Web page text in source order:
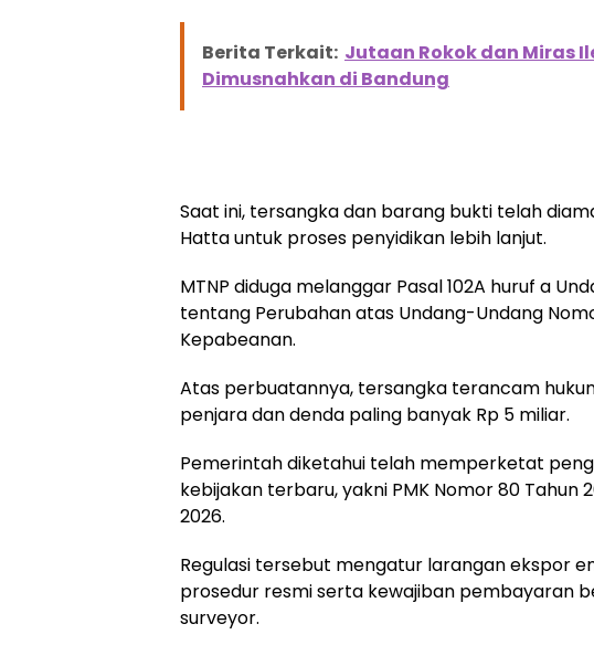
Berita Terkait: Jutaan Rokok dan Miras
Dimusnahkan di Bandung
Saat ini, tersangka dan barang bukti telah
Hatta untuk proses penyidikan lebih lanjut.
MTNP diduga melanggar Pasal 102A huruf a
tentang Perubahan atas Undang-Undang
Kepabeanan.
Atas perbuatannya, tersangka terancam
penjara dan denda paling banyak Rp 5 miliar.
Pemerintah diketahui telah memperketat
kebijakan terbaru, yakni PMK Nomor 80 Tahun
2026.
Regulasi tersebut mengatur larangan ekspor
prosedur resmi serta kewajiban pembayaran
surveyor.